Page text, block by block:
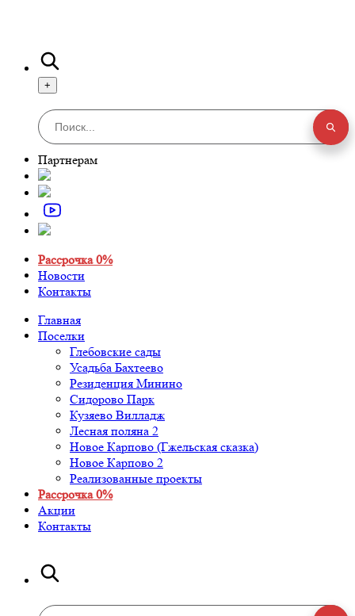
+
Партнерам
Рассрочка 0%
Новости
Контакты
Главная
Поселки
Глебовские сады
Усадьба Бахтеево
Резиденция Минино
Сидорово Парк
Кузяево Вилладж
Лесная поляна 2
Новое Карпово (Гжельская сказка)
Новое Карпово 2
Реализованные проекты
Рассрочка 0%
Акции
Контакты